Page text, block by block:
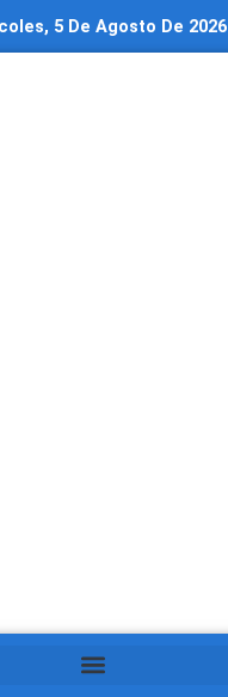
5 De Agosto De 2026